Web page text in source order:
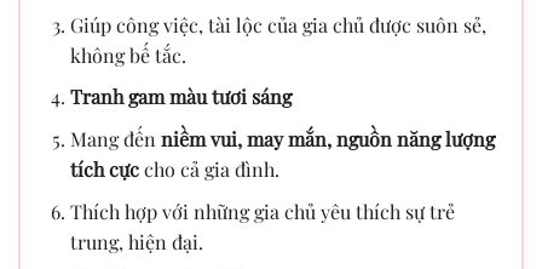
Giúp công việc, tài lộc của gia chủ được suôn sẻ,
không bế tắc.
Tranh gam màu tươi sáng
Mang đến niềm vui, may mắn, nguồn năng lượng
tích cựccho cả gia đình.
Thích hợp với những gia chủ yêu thích sự trẻ
trung, hiện đại.